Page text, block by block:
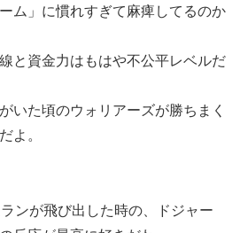
ム」に慣れすぎて麻痺してるのか
と資金力はもはや不公平レベルだ
いた頃のウォリアーズが勝ちまく
よ。
ンが飛び出した時の、ドジャー